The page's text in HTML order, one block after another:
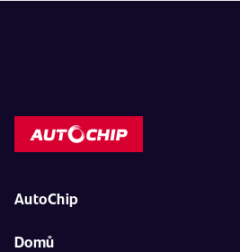
AutoChip
Domů